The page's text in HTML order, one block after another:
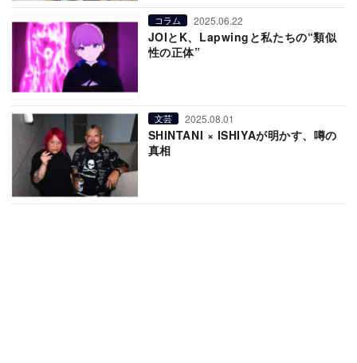
コラム 2025.06.22
JOIとK、Lapwingと私たちの“類似
性の正体”
文芸 2025.08.01
SHINTANI × ISHIYAが明かす、噂の
真相